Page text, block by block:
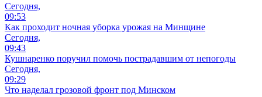
Сегодня,
09:53
Как проходит ночная уборка урожая на Минщине
Сегодня,
09:43
Кушнаренко поручил помочь пострадавшим от непогоды
Сегодня,
09:29
Что наделал грозовой фронт под Минском